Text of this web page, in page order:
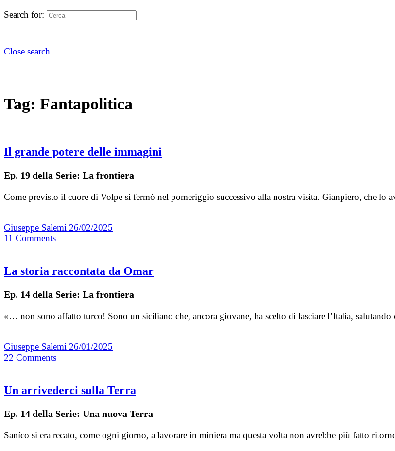
Search for:
Close search
Tag: Fantapolitica
Il grande potere delle immagini
Ep. 19 della Serie: La frontiera
Come previsto il cuore di Volpe si fermò nel pomeriggio successivo alla nostra visita. Gianpiero, che lo
Giuseppe Salemi 26/02/2025
11 Comments
La storia raccontata da Omar
Ep. 14 della Serie: La frontiera
«… non sono affatto turco! Sono un siciliano che, ancora giovane, ha scelto di lasciare l’Italia,
Giuseppe Salemi 26/01/2025
22 Comments
Un arrivederci sulla Terra
Ep. 14 della Serie: Una nuova Terra
Saníco si era recato, come ogni giorno, a lavorare in miniera ma questa volta non avrebbe più fatto